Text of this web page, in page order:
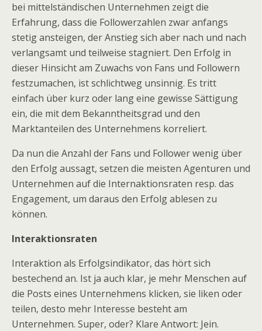
bei mittelständischen Unternehmen zeigt die
Erfahrung, dass die Followerzahlen zwar anfangs
stetig ansteigen, der Anstieg sich aber nach und nach
verlangsamt und teilweise stagniert. Den Erfolg in
dieser Hinsicht am Zuwachs von Fans und Followern
festzumachen, ist schlichtweg unsinnig. Es tritt
einfach über kurz oder lang eine gewisse Sättigung
ein, die mit dem Bekanntheitsgrad und den
Marktanteilen des Unternehmens korreliert.
Da nun die Anzahl der Fans und Follower wenig über
den Erfolg aussagt, setzen die meisten Agenturen und
Unternehmen auf die Internaktionsraten resp. das
Engagement, um daraus den Erfolg ablesen zu
können.
Interaktionsraten
Interaktion als Erfolgsindikator, das hört sich
bestechend an. Ist ja auch klar, je mehr Menschen auf
die Posts eines Unternehmens klicken, sie liken oder
teilen, desto mehr Interesse besteht am
Unternehmen. Super, oder? Klare Antwort: Jein.